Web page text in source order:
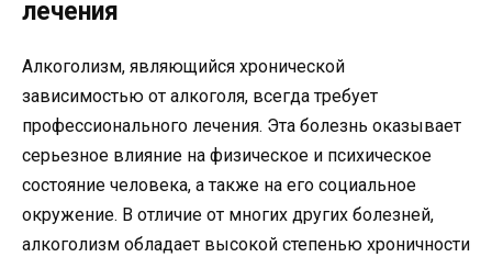
лечения
Алкоголизм, являющийся хронической
зависимостью от алкоголя, всегда требует
профессионального лечения. Эта болезнь оказывает
серьезное влияние на физическое и психическое
состояние человека, а также на его социальное
окружение. В отличие от многих других болезней,
алкоголизм обладает высокой степенью хроничности